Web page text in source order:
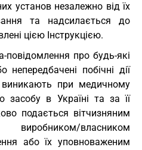
установ незалежно від їх
та надсилається до
цією Інструкцією.
про будь-які
непередбачені побічні дії
виникають при медичному
засобу в Україні та за її
подається вітчизняним
власником
або їх уповноваженим